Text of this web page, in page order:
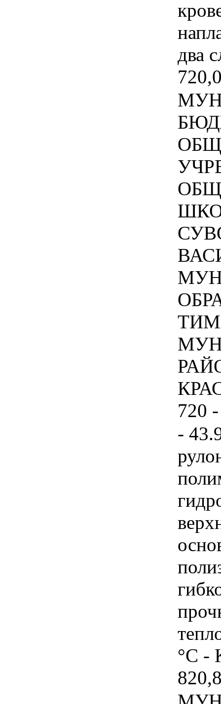
два
720 -
-
°C -